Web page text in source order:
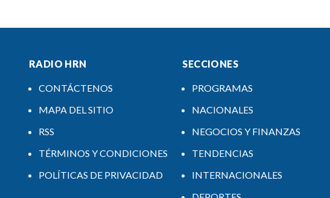
RADIO HRN
CONTÁCTENOS
MAPA DEL SITIO
RSS
TÉRMINOS Y CONDICIONES
POLÍTICAS DE PRIVACIDAD
SECCIONES
PROGRAMAS
NACIONALES
NEGOCIOS Y FINANZAS
TENDENCIAS
INTERNACIONALES